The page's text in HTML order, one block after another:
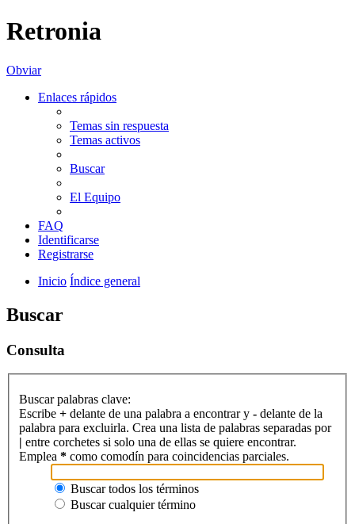
Retronia
Obviar
Enlaces rápidos
Temas sin respuesta
Temas activos
Buscar
El Equipo
FAQ
Identificarse
Registrarse
Inicio Índice general
Buscar
Consulta
Buscar palabras clave:
Escribe + delante de una palabra a encontrar y - delante de la
palabra para excluirla. Crea una lista de palabras separadas por
| entre corchetes si solo una de ellas se quiere encontrar.
Emplea * como comodín para coincidencias parciales.
Buscar todos los términos
Buscar cualquier término